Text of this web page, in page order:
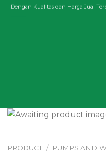
Dengan Kualitas dan Harga Jual
PRODUCT / PUMPS AND